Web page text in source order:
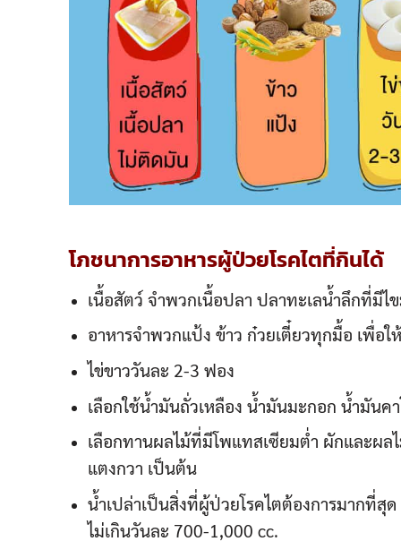
โภชนาการอาหารผู้ป่วยโรคไตที่กินได้
เนื้อสัตว์ จำพวกเนื้อปลา ปลาทะเลน้ำลึกที่มี
อาหารจำพวกแป้ง ข้าว ก๋วยเตี๋ยวทุกมื้อ เพื่อ
ไข่ขาววันละ 2-3 ฟอง
เลือกใช้น้ำมันถั่วเหลือง น้ำมันมะกอก น้ำมัน
เลือกทานผลไม้ที่มีโพแทสเซียมต่ำ ผักและผ
แตงกวา เป็นต้น
น้ำเปล่าเป็นสิ่งที่ผู้ป่วยโรคไตต้องการมากที่
ไม่เกินวันละ 700-1,000 cc.